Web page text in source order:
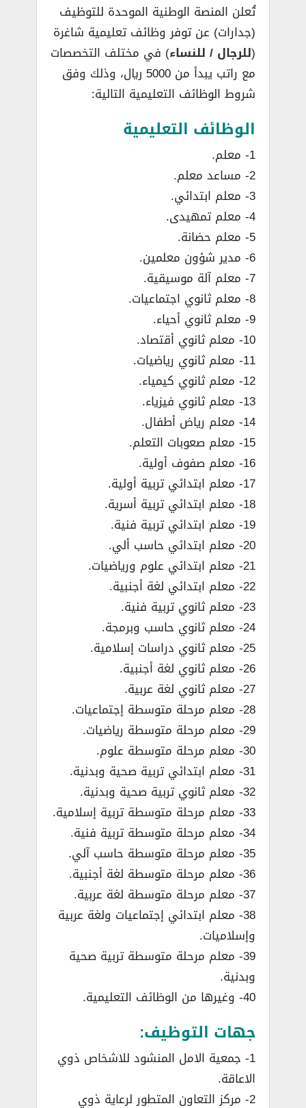
تُعلن المنصة الوطنية الموحدة للتوظيف
(جدارات) عن توفر وظائف تعليمية شاغرة
(للرجال / للنساء) في مختلف التخصصات
مع راتب يبدأ من 5000 ريال، وذلك وفق
شروط الوظائف التعليمية التالية:
الوظائف التعليمية
1- معلم.
2- مساعد معلم.
3- معلم ابتدائي.
4- معلم تمهيدى.
5- معلم حضانة.
6- مدير شؤون معلمين.
7- معلم آلة موسيقية.
8- معلم ثانوي اجتماعيات.
9- معلم ثانوي أحياء.
10- معلم ثانوي أقتصاد.
11- معلم ثانوي رياضيات.
12- معلم ثانوي كيمياء.
13- معلم ثانوي فيزياء.
14- معلم رياض أطفال.
15- معلم صعوبات التعلم.
16- معلم صفوف أولية.
17- معلم ابتدائي تربية أولية.
18- معلم ابتدائي تربية أسرية.
19- معلم ابتدائي تربية فنية.
20- معلم ابتدائي حاسب ألي.
21- معلم ابتدائي علوم ورياضيات.
22- معلم ابتدائي لغة أجنبية.
23- معلم ثانوي تربية فنية.
24- معلم ثانوي حاسب وبرمجة.
25- معلم ثانوي دراسات إسلامية.
26- معلم ثانوي لغة أجنبية.
27- معلم ثانوي لغة عربية.
28- معلم مرحلة متوسطة إجتماعيات.
29- معلم مرحلة متوسطة رياضيات.
30- معلم مرحلة متوسطة علوم.
31- معلم ابتدائي تربية صحية وبدنية.
32- معلم ثانوي تربية صحية وبدنية.
33- معلم مرحلة متوسطة تربية إسلامية.
34- معلم مرحلة متوسطة تربية فنية.
35- معلم مرحلة متوسطة حاسب آلي.
36- معلم مرحلة متوسطة لغة أجنبية.
37- معلم مرحلة متوسطة لغة عربية.
38- معلم ابتدائي إجتماعيات ولغة عربية
وإسلاميات.
39- معلم مرحلة متوسطة تربية صحية
وبدنية.
40- وغيرها من الوظائف التعليمية.
جهات التوظيف:
1- جمعية الامل المنشود للاشخاص ذوي
الاعاقة.
2- مركز التعاون المتطور لرعاية ذوي